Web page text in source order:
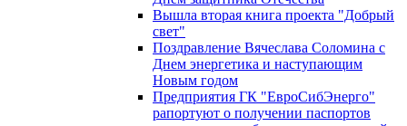
Вышла вторая книга проекта "Добрый
свет"
Поздравление Вячеслава Соломина с
Днем энергетика и наступающим
Новым годом
Предприятия ГК "ЕвроСибЭнерго"
рапортуют о получении паспортов